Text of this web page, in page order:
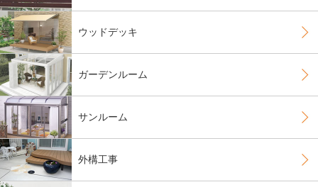
ウッドデッキ
ガーデンルーム
サンルーム
外構工事